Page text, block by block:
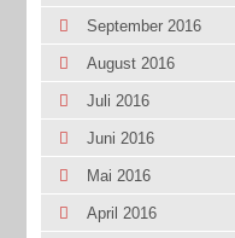
September 2016
August 2016
Juli 2016
Juni 2016
Mai 2016
April 2016